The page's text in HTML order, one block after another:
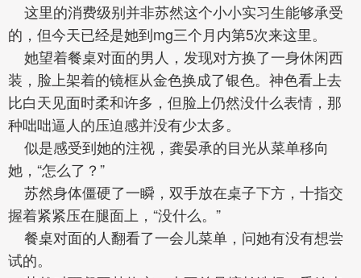
这里的消费级别并非苏然这个小小实习生能够承受
的，但今天已经是她到mg三个月内第5次来这里。
她望着餐桌对面的男人，发现对方换了一身休闲西
装，脸上架着的镜框从金色换成了银色。神色看上去
比白天见面时柔和许多，但脸上仍然没什么表情，那
种咄咄逼人的压迫感并没有少太多。
似是感受到她的注视，龚晏承的目光从菜单移向
她，“怎么了？”
苏然身体僵硬了一瞬，双手放在桌子下方，十指交
握着紧紧压在腿面上，“没什么。”
餐桌对面的人翻看了一会儿菜单，问她有没有想尝
试的。